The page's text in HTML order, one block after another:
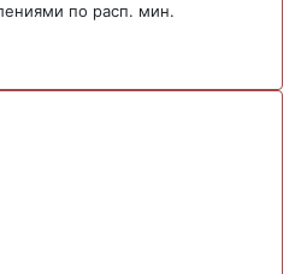
по расп. мин.